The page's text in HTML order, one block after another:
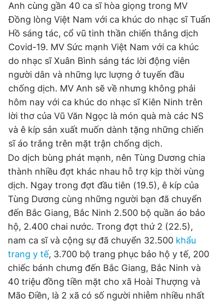
Anh cùng gần 40 ca sĩ hòa giọng trong MV
Đồng lòng Việt Nam với ca khúc do nhạc sĩ Tuấn
Hồ sáng tác, cổ vũ tinh thần chiến thắng dịch
Covid-19. MV Sức mạnh Việt Nam với ca khúc
do nhạc sĩ Xuân Bình sáng tác lời động viên
người dân và những lực lượng ở tuyến đầu
chống dịch. MV Anh sẽ về nhưng không phải
hôm nay với ca khúc do nhạc sĩ Kiên Ninh trên
lời thơ của Vũ Văn Ngọc là món quà mà các NS
và ê kíp sản xuất muốn dành tặng những chiến
sĩ áo trắng trên mặt trận chống dịch.
Do dịch bùng phát mạnh, nên Tùng Dương chia
thành nhiều đợt khác nhau hỗ trợ kịp thời vùng
dịch. Ngay trong đợt đầu tiên (19.5), ê kíp của
Tùng Dương cùng những người bạn đã chuyển
đến Bắc Giang, Bắc Ninh 2.500 bộ quần áo bảo
hộ, 2.400 chai nước. Trong đợt thứ 2 (22.5),
nam ca sĩ và cộng sự đã chuyển 32.500 khẩu
trang y tế, 3.700 bộ trang phục bảo hộ y tế, 200
chiếc bánh chưng đến Bắc Giang, Bắc Ninh và
40 triệu đồng tiền mặt cho xã Hoài Thượng và
Mão Điền, là 2 xã có số người nhiễm nhiều nhất